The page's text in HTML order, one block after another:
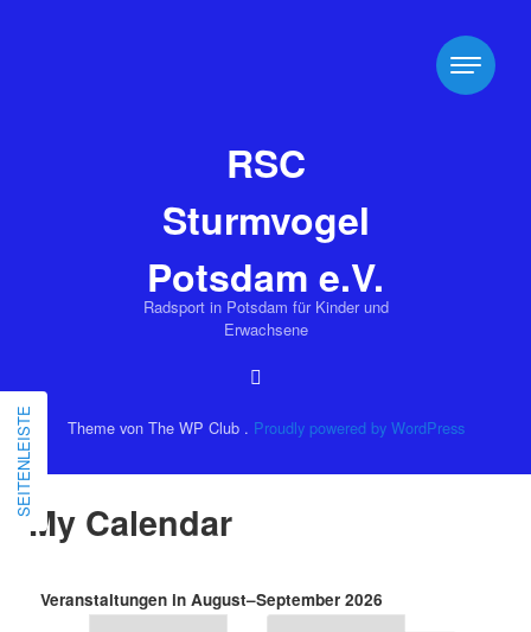
My Calendar
Veranstaltungen in August–September 2026
SEITENLEISTE
RSC
Sturmvogel
Potsdam e.V.
Radsport in Potsdam für Kinder und
Erwachsene
Theme von The WP Club . Proudly powered by WordPress